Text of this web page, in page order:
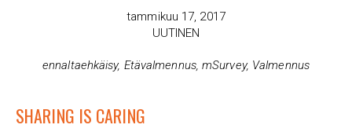
tammikuu 17, 2017
UUTINEN
ennaltaehkäisy, Etävalmennus,mSurvey, Valmennus
SHARING IS CARING